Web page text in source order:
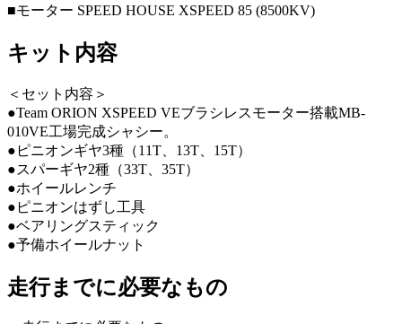
■モーター SPEED HOUSE XSPEED 85 (8500KV)
キット内容
＜セット内容＞
●Team ORION XSPEED VEブラシレスモーター搭載MB-
010VE工場完成シャシー。
●ピニオンギヤ3種（11T、13T、15T）
●スパーギヤ2種（33T、35T）
●ホイールレンチ
●ピニオンはずし工具
●ベアリングスティック
●予備ホイールナット
走行までに必要なもの